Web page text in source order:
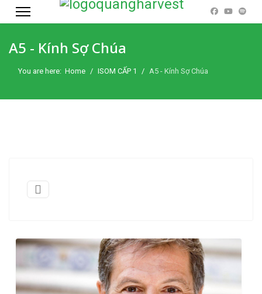
A5 - Kính Sợ Chúa
You are here: Home ISOM CẤP 1 A5 - Kính Sợ Chúa